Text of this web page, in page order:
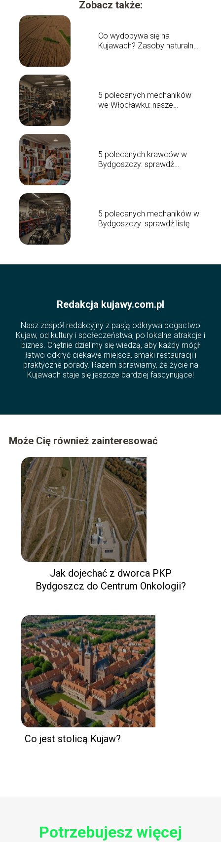
Zobacz także:
Co wydobywa się na
Kujawach? Zasoby naturalne
5 polecanych mechaników
we Włocławku: nasze
5 polecanych krawców w
Bydgoszczy: sprawdź
5 polecanych mechaników w
Bydgoszczy: sprawdź listę
Redakcja kujawy.com.pl
Nasz zespół redakcyjny z pasją odkrywa bogactwo
Kujaw, od kultury i społeczeństwa, po lokalne atrakcje i
biznes. Chętnie dzielimy się wiedzą, aby każdy mógł
łatwo odkryć ciekawe miejsca, smaki restauracji i
praktyczne porady. Razem sprawiamy, że życie na
Kujawach staje się jeszcze bardziej fascynujące!
Może Cię również zainteresować
Jak dojechać z dworca PKP
Bydgoszcz do Centrum Onkologii?
Co jest stolicą Kujaw?
Potrzebujesz więcej